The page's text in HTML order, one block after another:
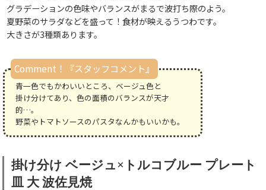
グラデーションの色味やバランスがまるで波打ち際のよう。
夏野菜のサラダなどを盛って！食材が映えるうつわです。
大きさが3種類あります。
Comment！『スタッフコメント』
青一色でもかわいいところ、ベージュ色と
掛け分けてあり、色の面積のバランスが天才
的…。
野菜やトマトソースのパスタなんかもいいかも。
掛け分け ベージュ×トルコブルー プレート
皿 大 波佐見焼